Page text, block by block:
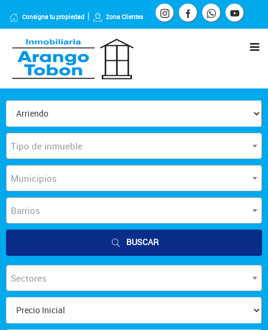
Consigna tu propiedad Zona Clientes
Tipo de inmueble
Municipios
Barrios
BUSCAR
Sectores